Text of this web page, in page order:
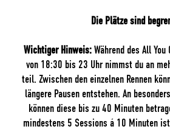
Die Plätze sind
Wichtiger Hinweis: Während des All
von 18:30 bis 23 Uhr nimmst du an
teil. Zwischen den einzelnen Rennen
längere Pausen entstehen. An
können diese bis zu 40 Minuten
mindestens 5 Sessions á 10 Minuten